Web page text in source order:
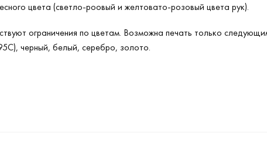
цвета (светло-роовый и желтовато-розовый цвета рук).
ограничения по цветам. Возможна печать только
черный, белый, серебро, золото.